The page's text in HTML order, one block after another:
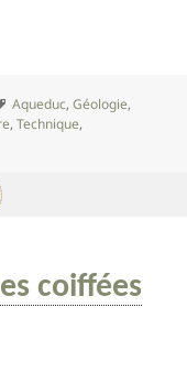
et ses
Mots-
clés
Aqueduc,Géologie,
,Technique,
coiffées